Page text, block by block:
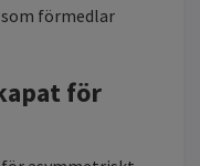
förmedlar
för